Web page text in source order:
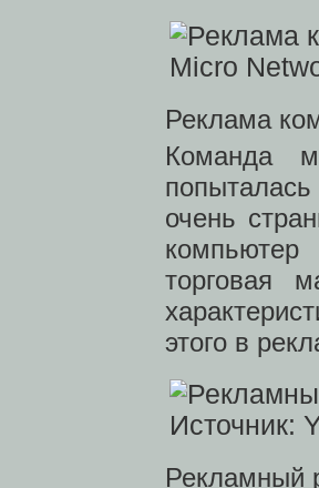
Реклама
Команда
очень
торговая
этого в
Рекламный